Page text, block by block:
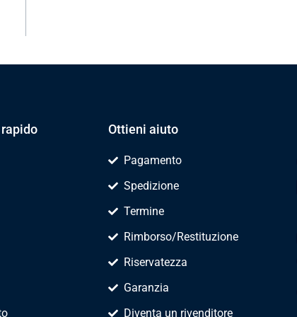
Ottieni aiuto
Pagamento
Spedizione
Termine
Rimborso/Restituzione
Riservatezza
Garanzia
Diventa un rivenditore